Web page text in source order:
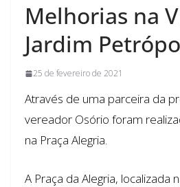
Melhorias na
Jardim
25 de fevereiro de 2021
Através de uma parceira da
vereador Osório foram
na Praça Alegria.
A Praça da Alegria, localizada